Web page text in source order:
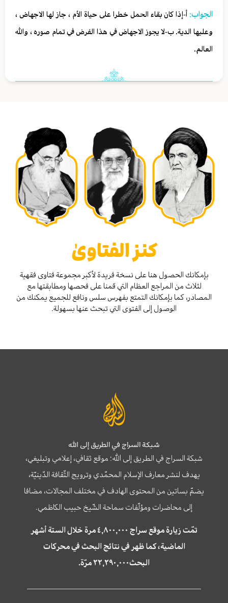
الجواب: أ-إذا كان بقاء الحمل خطرا على حياة الأم ، جاز لها الاجهاض ،
وعليها الدية. ب-لا يجوز الاجهاض في هذا الفرض في تمام صوره ، والله
العالم.
كنز الفتاوىٰ
بإمكانك الحصول هنا على نسخة فريدة لأكبر مجموعة فتاوى فقهية
لثلاث من المراجع العظام التي قمنا على فحصها ومطابقتها مع
المصادر، كما بإمكانك التمتع بفهرس سلس ونافع للجميع يمكنك من
الوصول إلى الفتوى التي تبحث عنها بسهولة.
شبكة السراج في الطريق إلى الله
شبكة السراج في الطريق إلى الله؛ موقع ثقافي، إعلامي وتبليغي،
يهدف لنشر معارف الإسلام المحمّدي وترويج الثّقافة الدّينيّة،
يضمّ بساتين من المحتوى الهادف في مختلف المجالات، مضافا
إلى محاضرات ومؤلّفات سماحة الشّيخ حبيب الكاظمي.
تمّت زيارة موقع سراج ٤,٨٠٠,٠٠٠ مرة خلال الستة أشهر
الماضية، كما ظهر في نتائج البحث في محركات
البحث٢٢,٢٩٠,٠٠٠ مرّة.